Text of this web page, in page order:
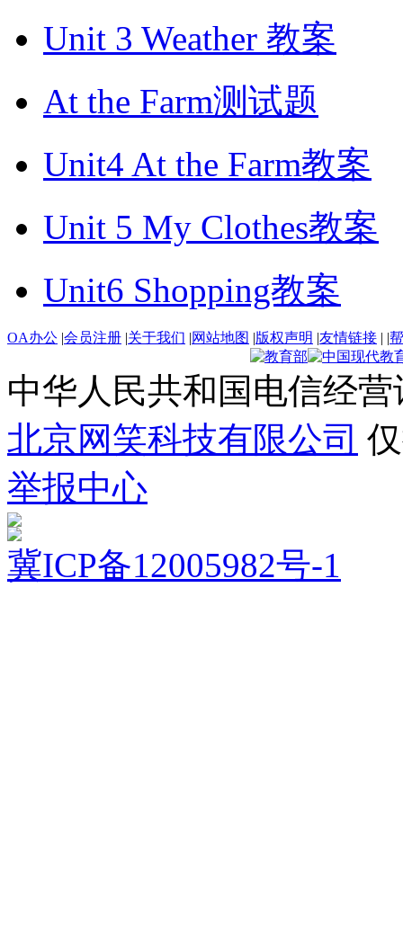
Unit 3 Weather 教案
At the Farm测试题
Unit4 At the Farm教案
Unit 5 My Clothes教案
Unit6 Shopping教案
OA办公 |会员注册 |关于我们 |网站地图 |版权声明 |友情链接 | |
中华人民共和国电信经营
北京网笑科技有限公司
举报中心
冀ICP备12005982号-1